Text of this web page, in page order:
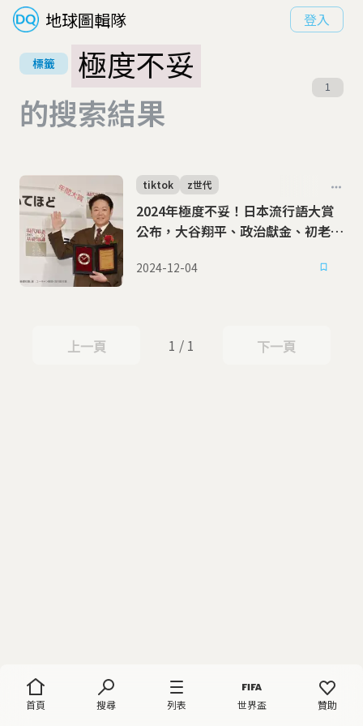
地球圖輯隊 登入
首頁 搜尋 列表 世界盃 贊助
標籤
極度不妥
的搜索結果
1
2024年極度不妥！日本流行語大賞
公布，大谷翔平、政治獻金、初老話
tiktok z世代
2024-12-04
上一頁
上一頁 1 / 1 下一頁
下一頁